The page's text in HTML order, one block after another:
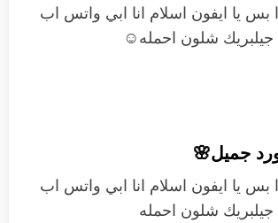
يا ايفون اسلام انا ابي واتس اب
جيلبريك شلون احمله☺
جميل🌸
يا ايفون اسلام انا ابي واتس اب
شلون احمله